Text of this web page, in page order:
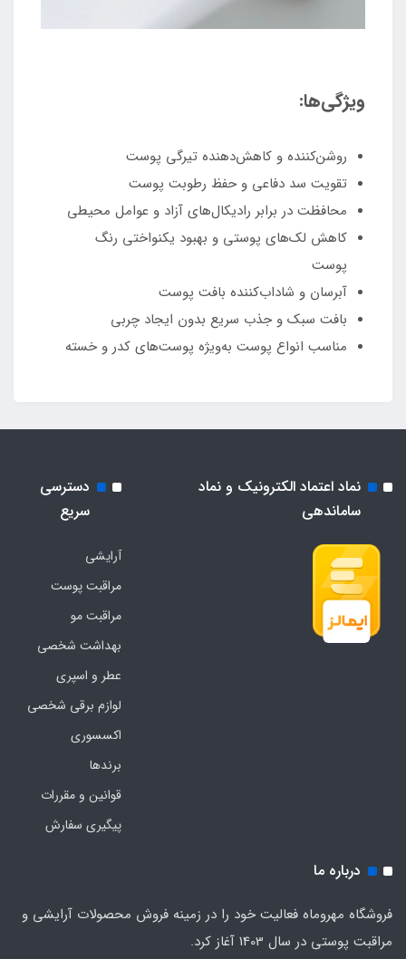
ویژگی‌ها:
روشن‌کننده و کاهش‌دهنده تیرگی پوست
تقویت سد دفاعی و حفظ رطوبت پوست
محافظت در برابر رادیکال‌های آزاد و عوامل محیطی
کاهش لک‌های پوستی و بهبود یکنواختی رنگ
پوست
آبرسان و شاداب‌کننده بافت پوست
بافت سبک و جذب سریع بدون ایجاد چربی
مناسب انواع پوست به‌ویژه پوست‌های کدر و خسته
نماد اعتماد الکترونیک و نماد
ساماندهی
دسترسی
سریع
آرایشی
مراقبت پوست
مراقبت مو
بهداشت شخصی
عطر و اسپری
لوازم برقی شخصی
اکسسوری
برندها
قوانین و مقررات
پیگیری سفارش
درباره ما
فروشگاه مهروماه فعالیت خود را در زمینه فروش محصولات آرایشی و
مراقبت پوستی در سال 1403 آغاز کرد.